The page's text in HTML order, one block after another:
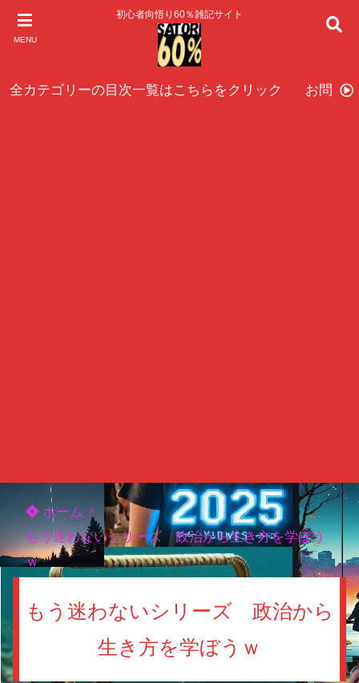
MENU
初心者向悟り60％雑記サイト
全カテゴリーの目次一覧はこちらをクリック お問い
ホーム
もう迷わないシリーズ 政治から生き方を学ぼう
ｗ
もう迷わないシリーズ 政治から
生き方を学ぼうｗ